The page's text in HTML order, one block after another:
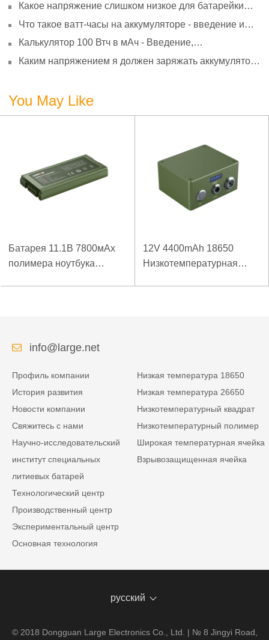
Какое напряжение слишком низкое для батарейки
старение
Что такое ватт-часы на аккумуляторе - введение и
Калькулятор 100 Втч в мАч - Введение,
Каким напряжением я должен заряжать аккумулятор
You May Like
Батарея 11.1В 7800мАх
полимера ноутбука
12V 4400mAh 18650
Низкотемпературная
info@large.net
Профиль компании
История развития
Новости компании
Свяжитесь с нами
Научно-исследовательский
институт специальных
литиевых батарей
Технологический центр
Производственный центр
Экспериментальный центр
Основная технология
Низкая температура 18650
Низкая температура 26650
Низкотемпературный квадрат
Низкотемпературный полимер
Широкая температурная ячейка
Взрывозащищенная ячейка
русский
© 2018 Dongguan Large Electronics Co., Ltd. | № 8 Jingyi Road,